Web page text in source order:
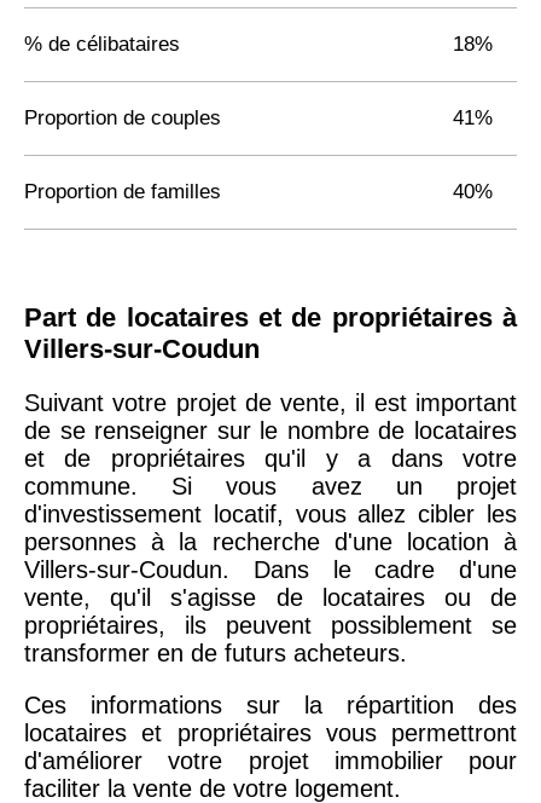
% de célibataires 18%
Proportion de couples 41%
Proportion de familles 40%
Part de locataires et de propriétaires à
Villers-sur-Coudun
Suivant votre projet de vente, il est important
de se renseigner sur le nombre de locataires
et de propriétaires qu'il y a dans votre
commune. Si vous avez un projet
d'investissement locatif, vous allez cibler les
personnes à la recherche d'une location à
Villers-sur-Coudun. Dans le cadre d'une
vente, qu'il s'agisse de locataires ou de
propriétaires, ils peuvent possiblement se
transformer en de futurs acheteurs.
Ces informations sur la répartition des
locataires et propriétaires vous permettront
d'améliorer votre projet immobilier pour
faciliter la vente de votre logement.